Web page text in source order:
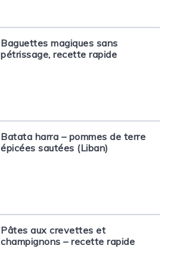
Baguettes magiques sans
pétrissage, recette rapide
Batata harra – pommes de terre
épicées sautées (Liban)
Pâtes aux crevettes et
champignons – recette rapide